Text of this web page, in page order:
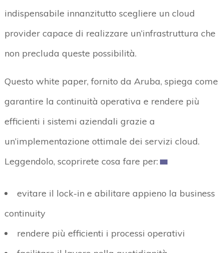
indispensabile innanzitutto scegliere un cloud
provider capace di realizzare un’infrastruttura che
non precluda queste possibilità.
Questo white paper, fornito da Aruba, spiega come
garantire la continuità operativa e rendere più
efficienti i sistemi aziendali grazie a
un’implementazione ottimale dei servizi cloud.
Leggendolo, scoprirete cosa fare per:
evitare il lock-in e abilitare appieno la business
continuity
rendere più efficienti i processi operativi